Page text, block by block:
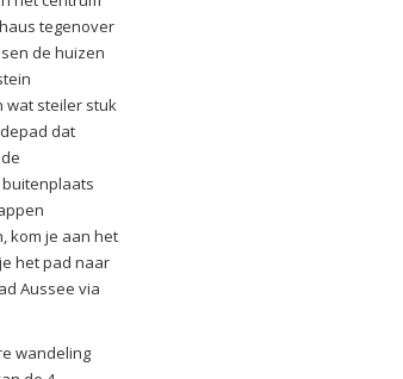
tegenover
de huizen
wat steiler stuk
dat
kom je aan het
het pad naar
Aussee via
wandeling